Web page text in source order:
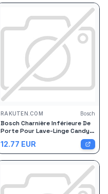
RAKUTEN.COM Bosch
Bosch Charnière Inférieure De
Porte Pour Lave-Linge Candy -
12.77 EUR